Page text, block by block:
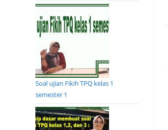
Soal ujian Fikih TPQ kelas 1
semester 1